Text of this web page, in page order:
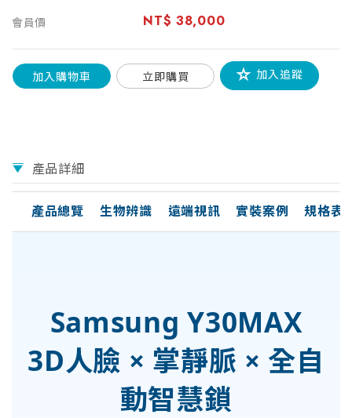
會員價 NT$ 38,000
加入購物車 立即購買 加入追蹤
產品詳細
產品總覽 生物辨識 遠端視訊 實裝案例 規格表
Samsung Y30MAX
3D人臉 × 掌靜脈 × 全自
動智慧鎖